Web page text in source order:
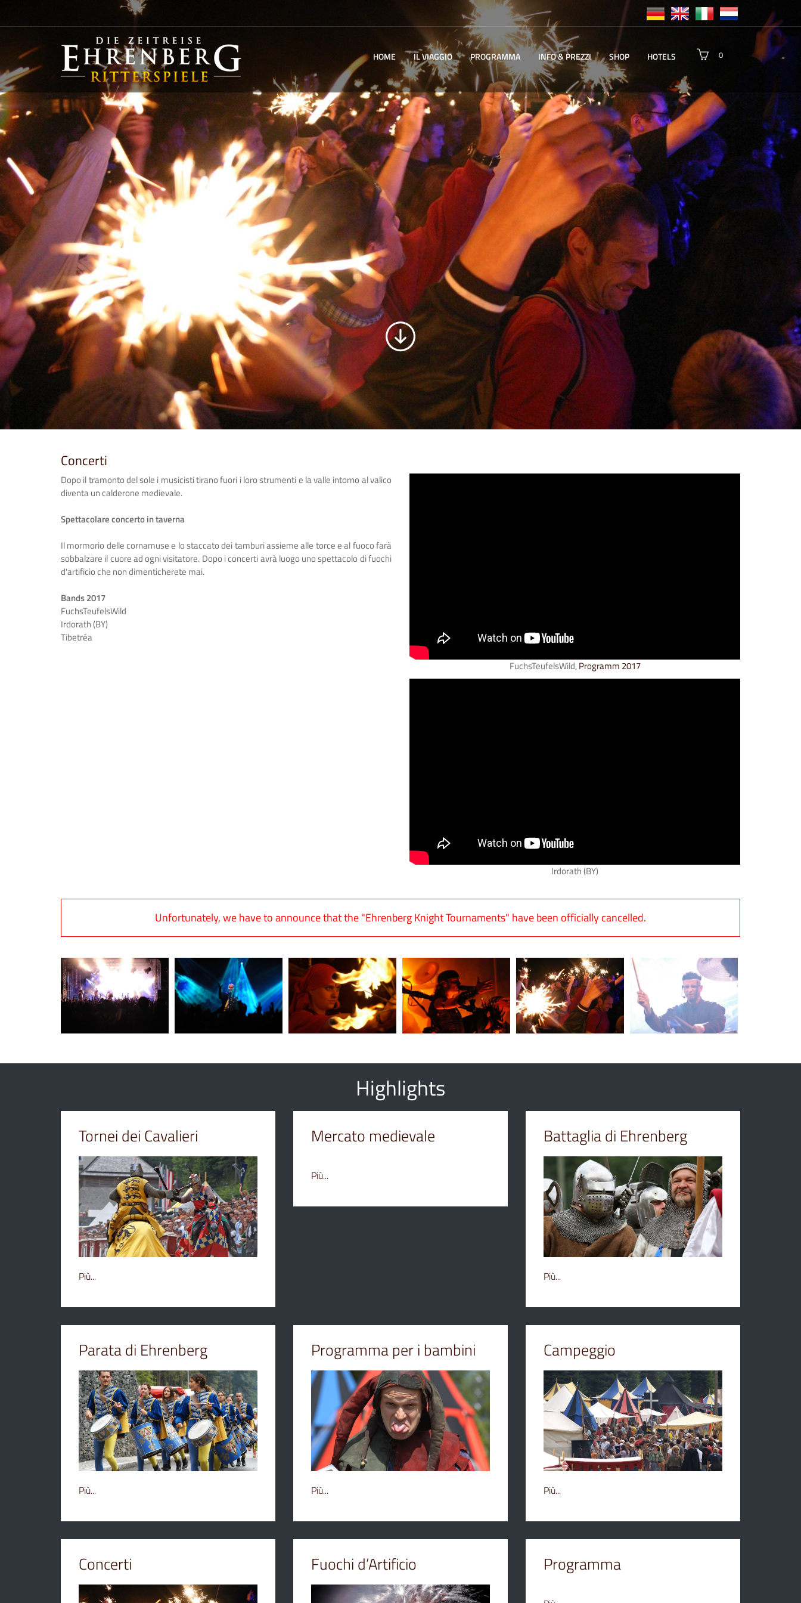
HOME IL VIAGGIO PROGRAMMA INFO & PREZZI SHOP HOTELS 0
Concerti
Dopo il tramonto del sole i musicisti tirano fuori i loro strumenti e la valle intorno al valico
diventa un calderone medievale.
Spettacolare concerto in taverna
Il mormorio delle cornamuse e lo staccato dei tamburi assieme alle torce e al fuoco farà
sobbalzare il cuore ad ogni visitatore. Dopo i concerti avrà luogo uno spettacolo di fuochi
d'artificio che non dimenticherete mai.
Bands 2017
FuchsTeufelsWild
Irdorath (BY)
Tibetréa
FuchsTeufelsWild,Programm 2017
Irdorath (BY)
Unfortunately, we have to announce that the "Ehrenberg Knight Tournaments" have been officially cancelled.
Highlights
Tornei dei Cavalieri
Più...
Mercato medievale
Più...
Battaglia di Ehrenberg
Più...
Parata di Ehrenberg
Più...
Programma per i bambini
Più...
Campeggio
Più...
Concerti Fuochi d’Artificio Programma